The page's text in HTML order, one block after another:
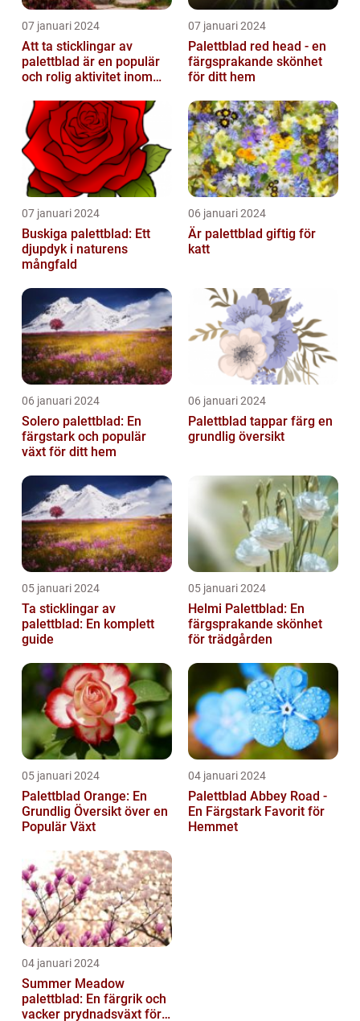
07 januari 2024
Att ta sticklingar av
palettblad är en populär
och rolig aktivitet inom
07 januari 2024
Palettblad red head - en
färgsprakande skönhet
för ditt hem
07 januari 2024
Buskiga palettblad: Ett
djupdyk i naturens
mångfald
06 januari 2024
Är palettblad giftig för
katt
06 januari 2024
Solero palettblad: En
färgstark och populär
växt för ditt hem
06 januari 2024
Palettblad tappar färg en
grundlig översikt
05 januari 2024
Ta sticklingar av
palettblad: En komplett
guide
05 januari 2024
Helmi Palettblad: En
färgsprakande skönhet
för trädgården
05 januari 2024
Palettblad Orange: En
Grundlig Översikt över en
Populär Växt
04 januari 2024
Palettblad Abbey Road -
En Färgstark Favorit för
Hemmet
04 januari 2024
Summer Meadow
palettblad: En färgrik och
vacker prydnadsväxt för